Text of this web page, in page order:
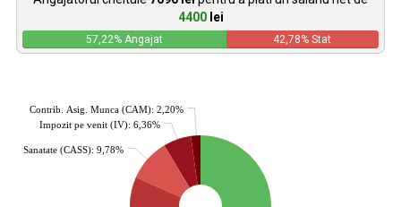
4400 lei
57,22% Angajat 42,78% Stat
Sanatate (CASS): 9,78%
Impozit pe venit (IV): 6,36%
Contrib. Asig. Munca (CAM): 2,20%